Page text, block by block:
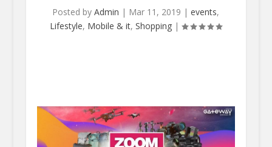
Posted byAdmin | Mar 11, 2019 |events,
Lifestyle, Mobile & it,Shopping |